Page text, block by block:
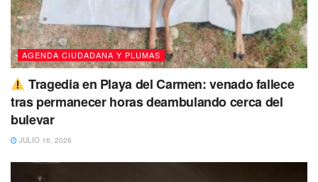
alcaldes ha logrado “brillar” por buenos, con todo el apoyo
AGENDA CIUDADANA Y PLUMAS
Tragedia en Playa del Carmen: venado fallece
tras permanecer horas deambulando cerca del
bulevar
JULIO 16, 2026